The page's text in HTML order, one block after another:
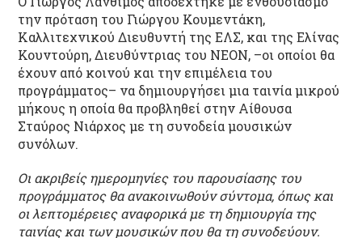
την πρόταση του Γιώργου Κουμεντάκη,
Καλλιτεχνικού Διευθυντή της ΕΛΣ, και της Ελίνας
Κουντούρη, Διευθύντριας του ΝΕΟΝ, –οι οποίοι θα
έχουν από κοινού και την επιμέλεια του
προγράμματος– να δημιουργήσει μια ταινία μικρού
μήκους η οποία θα προβληθεί στην Αίθουσα
Σταύρος Νιάρχος με τη συνοδεία μουσικών
συνόλων.
Οι ακριβείς ημερομηνίες του παρουσίασης του
προγράμματος θα ανακοινωθούν σύντομα, όπως και
οι λεπτομέρειες αναφορικά με τη δημιουργία της
ταινίας και των μουσικών που θα τη συνοδεύουν.